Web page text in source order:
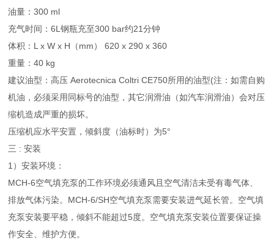
油量：300 ml
充气时间：6L钢瓶充至300 bar约21分钟
体积：L x W x H（mm） 620 x 290 x 360
重量：40 kg
建议油型：高压 Aerotecnica Coltri CE750所用的油型(注：如需自购
机油，必须采用同标号的油型，其它润滑油（如汽车润滑油）会对压
缩机造成严重的损坏。
压缩机应水平安置，倾斜度（油标时）为5°
三 : 安装
1）安装环境：
MCH-6空气填充泵的工作环境必须通风且空气清洁未受有毒气体、
排放气体污染。MCH-6/SH空气填充泵需要安装进气延长管。空气填
充泵安装要平稳，倾斜不能超过5度。空气填充泵安装位置要保证操
作安全、维护方便。